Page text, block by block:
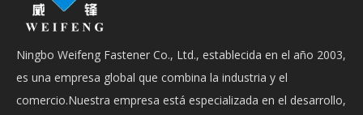
Ningbo Weifeng Fastener Co., Ltd., establecida en el año 2003,
es una empresa global que combina la industria y el
comercio.Nuestra empresa está especializada en el desarrollo,